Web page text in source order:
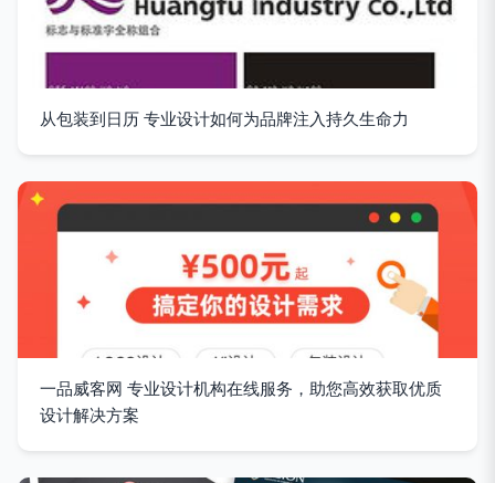
从包装到日历 专业设计如何为品牌注入持久生命力
一品威客网 专业设计机构在线服务，助您高效获取优质
设计解决方案